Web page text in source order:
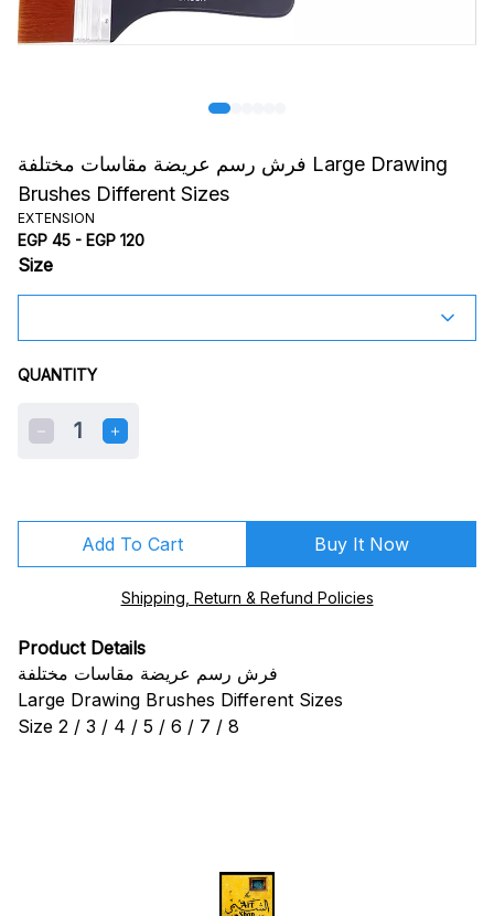
فرش رسم عريضة مقاسات مختلفة Large Drawing
Brushes Different Sizes
EXTENSION
EGP 45 - EGP 120
Size
QUANTITY
1
Add To Cart Buy It Now
Shipping, Return & Refund Policies
Product Details
Large Drawing Brushes Different Sizes
Size 2 / 3 / 4 / 5 / 6 / 7 / 8